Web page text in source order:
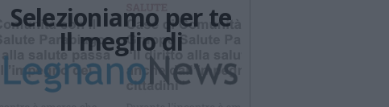
Selezioniamo per te
Il meglio di